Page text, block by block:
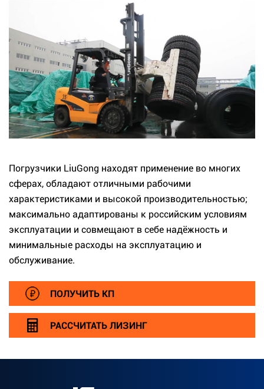
Погрузчики LiuGong находят применение во многих
сферах, обладают отличными рабочими
характеристиками и высокой производительностью;
максимально адаптированы к российским условиям
эксплуатации и совмещают в себе надёжность и
минимальные расходы на эксплуатацию и
обслуживание.
ПОЛУЧИТЬ КП
РАССЧИТАТЬ ЛИЗИНГ